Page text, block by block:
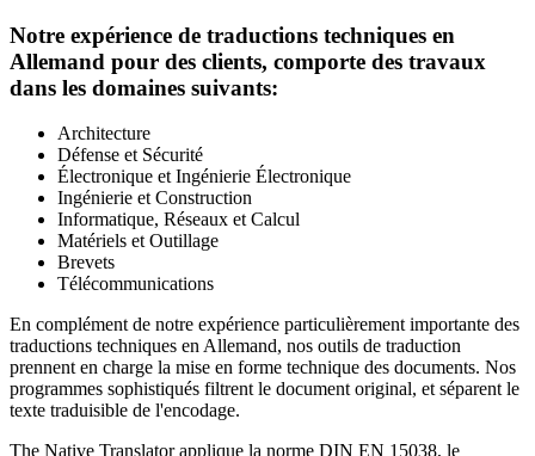
Notre expérience de traductions techniques en
Allemand pour des clients, comporte des travaux
dans les domaines suivants:
Architecture
Défense et Sécurité
Électronique et Ingénierie Électronique
Ingénierie et Construction
Informatique, Réseaux et Calcul
Matériels et Outillage
Brevets
Télécommunications
En complément de notre expérience particulièrement importante des
traductions techniques en Allemand, nos outils de traduction
prennent en charge la mise en forme technique des documents. Nos
programmes sophistiqués filtrent le document original, et séparent le
texte traduisible de l'encodage.
The Native Translator applique la norme DIN EN 15038, le